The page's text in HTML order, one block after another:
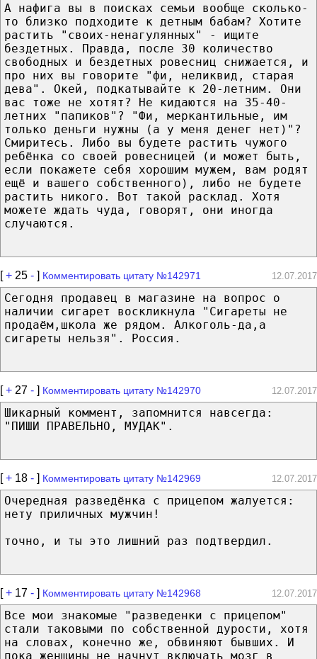
А нафига вы в поисках семьи вообще сколько-
то близко подходите к детным бабам? Хотите
растить "своих-ненагулянных" - ищите
бездетных. Правда, после 30 количество
свободных и бездетных ровесниц снижается, и
про них вы говорите "фи, неликвид, старая
дева". Окей, подкатывайте к 20-летним. Они
вас тоже не хотят? Не кидаются на 35-40-
летних "папиков"? "Фи, меркантильные, им
только деньги нужны (а у меня денег нет)"?
Смиритесь. Либо вы будете растить чужого
ребёнка со своей ровесницей (и может быть,
если покажете себя хорошим мужем, вам родят
ещё и вашего собственного), либо не будете
растить никого. Вот такой расклад. Хотя
можете ждать чуда, говорят, они иногда
случаются.
[+ 25 - ] Комментировать цитату №142971 12.07.2017
Сегодня продавец в магазине на вопрос о
наличии сигарет воскликнула "Сигареты не
продаём,школа же рядом. Алкоголь-да,а
сигареты нельзя". Россия.
[+ 27 - ] Комментировать цитату №142970 12.07.2017
Шикарный коммент, запомнится навсегда:
"ПИШИ ПРАВЕЛЬНО, МУДАК".
[+ 18 - ] Комментировать цитату №142969 12.07.2017
Очередная разведёнка с прицепом жалуется:
нету приличных мужчин!
точно, и ты это лишний раз подтвердил.
[+ 17 - ] Комментировать цитату №142968 12.07.2017
Все мои знакомые "разведенки с прицепом"
стали таковыми по собственной дурости, хотя
на словах, конечно же, обвиняют бывших. И
пока женщины не начнут включать мозг в